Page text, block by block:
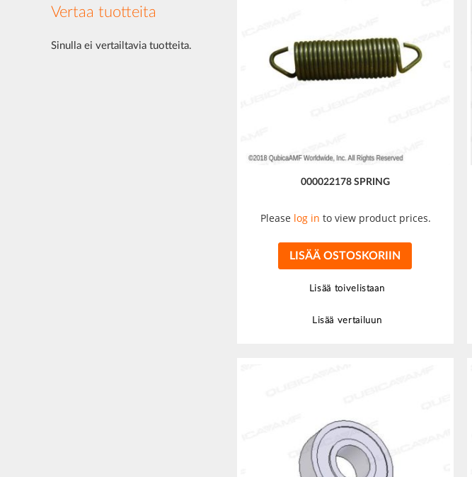
000022178 SPRING
Please log in to view product prices.
LISÄÄ OSTOSKORIIN
Lisää toivelistaan
Lisää vertailuun
Vertaa tuotteita
Sinulla ei vertailtavia tuotteita.